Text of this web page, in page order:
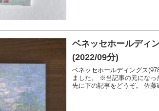
ベネッセホールディ
(2022/09分)
ベネッセホールディングス
ました。 ※当記事の元になっ
先に下の記事をどうぞ。 佐藤